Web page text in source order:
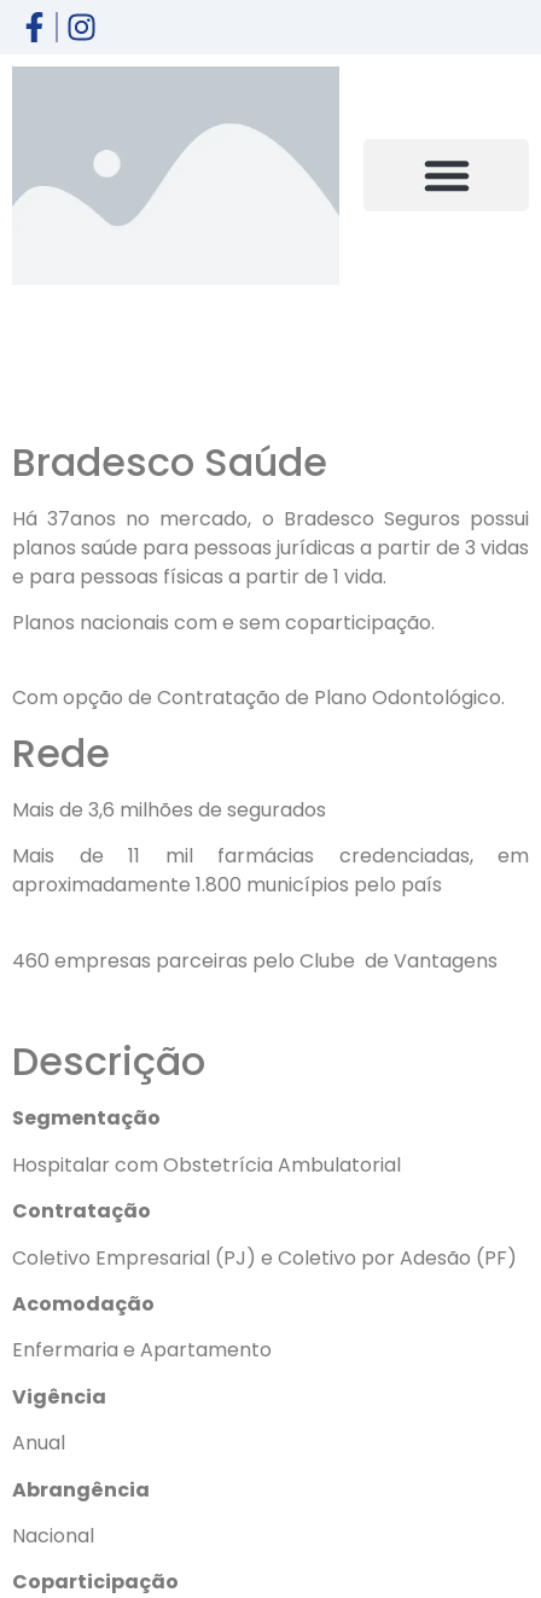
Bradesco Saúde
Há 37anos no mercado, o Bradesco Seguros possui
planos saúde para pessoas jurídicas a partir de 3 vidas
e para pessoas físicas a partir de 1 vida.
Planos nacionais com e sem coparticipação.
Com opção de Contratação de Plano Odontológico.
Rede
Mais de 3,6 milhões de segurados
Mais de 11 mil farmácias credenciadas, em
aproximadamente 1.800 municípios pelo país
460 empresas parceiras pelo Clube de Vantagens
Descrição
Segmentação
Hospitalar com Obstetrícia Ambulatorial
Contratação
Coletivo Empresarial (PJ) e Coletivo por Adesão (PF)
Acomodação
Enfermaria e Apartamento
Vigência
Anual
Abrangência
Nacional
Coparticipação